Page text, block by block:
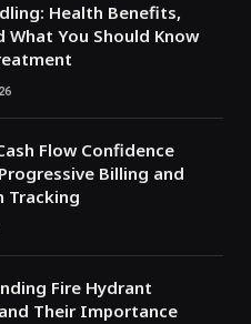
Health Benefits,
What You Should Know
Flow Confidence
Billing and
Tracking
Fire Hydrant
Their Importance